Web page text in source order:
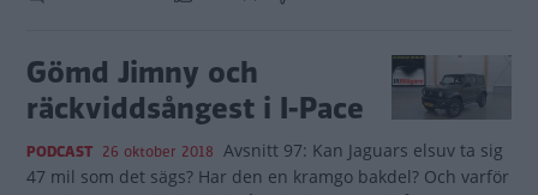
Gömd Jimny och
räckviddsångest i I-Pace
PODCAST 26 oktober 2018 Avsnitt 97: Kan Jaguars elsuv ta sig
47 mil som det sägs? Har den en kramgo bakdel? Och varför